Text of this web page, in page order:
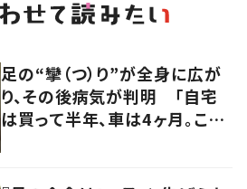
足の“攣（つ）り”が全身に広が
り、その後病気が判明 「自宅
は買って半年、車は4ヶ月。この